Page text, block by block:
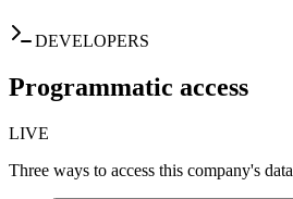
DEVELOPERS
Programmatic access
LIVE
Three ways to access this company's